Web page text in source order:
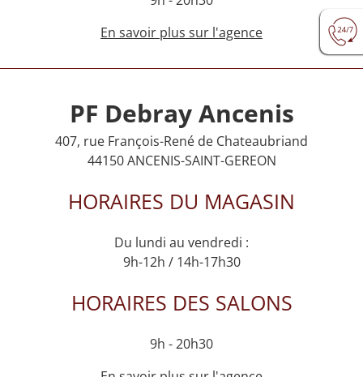
En savoir plus sur l'agence
PF Debray Ancenis
407, rue François-René de Chateaubriand
44150 ANCENIS-SAINT-GEREON
HORAIRES DU MAGASIN
Du lundi au vendredi :
9h-12h / 14h-17h30
HORAIRES DES SALONS
9h - 20h30